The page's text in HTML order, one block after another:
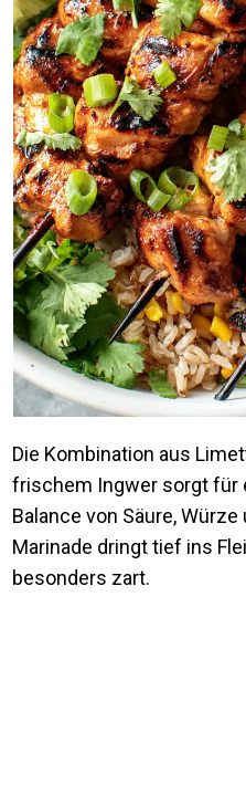
Die Kombination aus
frischem Ingwer sorgt für
Balance von Säure,
Marinade dringt tief ins
besonders zart.